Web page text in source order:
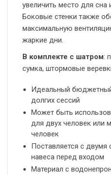
увеличить место для сна
Боковые стенки также
максимальную
жаркие дни.
В комплекте с шатром:
сумка, штормовые
Идеальный
долгих сессий
Может быть
для двух человек или
человек
Поставляется с
навеса перед входом
Материал с